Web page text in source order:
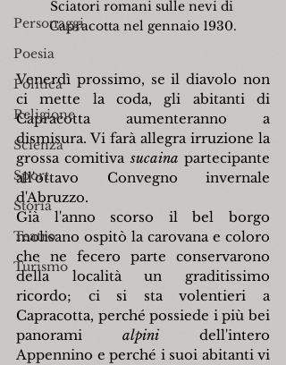
Personaggi
Poesia
Politica
Religione
Scienza
Sport
Storia
Teatro
Turismo
Sciatori romani sulle nevi di
Capracotta nel gennaio 1930.
Venerdì prossimo, se il diavolo non
ci mette la coda, gli abitanti di
Capracotta aumenteranno a
dismisura. Vi farà allegra irruzione la
grossa comitiva sucaina partecipante
all'ottavo Convegno invernale
d'Abruzzo.
Già l'anno scorso il bel borgo
molisano ospitò la carovana e coloro
che ne fecero parte conservarono
della località un graditissimo
ricordo; ci si sta volentieri a
Capracotta, perché possiede i più bei
panorami alpini dell'intero
Appennino e perché i suoi abitanti vi